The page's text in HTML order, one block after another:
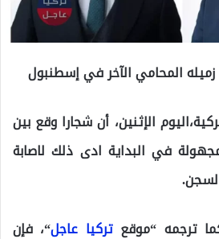
المحامي الآخر في إسطنبول
الإثنين، أن شجارا وقع بين
في البداية ادى ذلك لاصابة
ترجمه “موقعتركيا عاجل“، فإن